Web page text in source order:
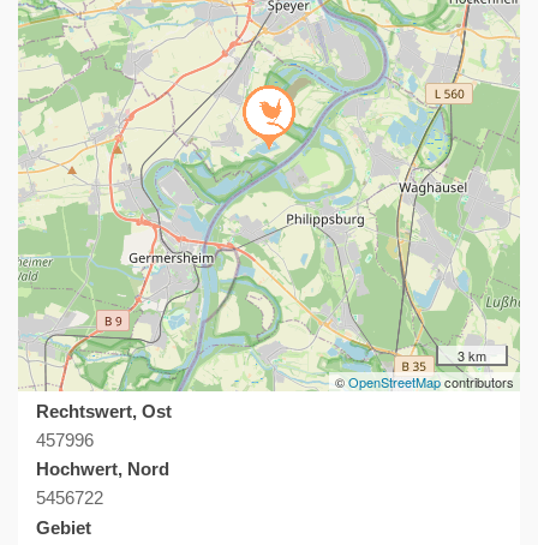
3 km
©OpenStreetMapcontributors
Rechtswert, Ost
457996
Hochwert, Nord
5456722
Gebiet